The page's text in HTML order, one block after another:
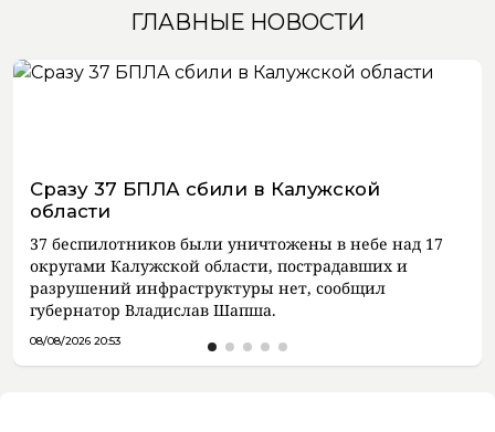
ГЛАВНЫЕ НОВОСТИ
Сразу 37 БПЛА сбили в Калужской
области
37 беспилотников были уничтожены в небе над 17
округами Калужской области, пострадавших и
разрушений инфраструктуры нет, сообщил
губернатор Владислав Шапша.
08/08/2026 20:53